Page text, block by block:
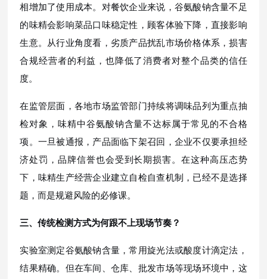
相增加了使用成本。对餐饮企业来说，谷氨酸钠含量不足
的味精会影响菜品口味稳定性，顾客体验下降，直接影响
生意。从行业角度看，劣质产品扰乱市场价格体系，损害
合规经营者的利益，也降低了消费者对整个品类的信任
度。
在监管层面，各地市场监管部门持续将调味品列为重点抽
检对象，味精中谷氨酸钠含量不达标属于常见的不合格
项。一旦被通报，产品面临下架召回，企业不仅要承担经
济处罚，品牌信誉也会受到长期损害。在这种高压态势
下，味精生产经营企业建立自检自查机制，已经不是选择
题，而是规避风险的必修课。
三、传统检测方式为何跟不上现场节奏？
实验室测定谷氨酸钠含量，常用旋光法或酸度计滴定法，
结果精确。但在车间、仓库、批发市场等现场环境中，这